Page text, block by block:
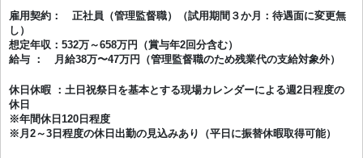
雇用契約： 正社員（管理監督職）（試用期間３か月：待遇面に変更無
し）
想定年収：532万～658万円（賞与年2回分含む）
給与 ： 月給38万〜47万円（管理監督職のため残業代の支給対象外）
休日休暇 ：土日祝祭日を基本とする現場カレンダーによる週2日程度の
休日
※年間休日120日程度
※月2～3日程度の休日出勤の見込みあり（平日に振替休暇取得可能）